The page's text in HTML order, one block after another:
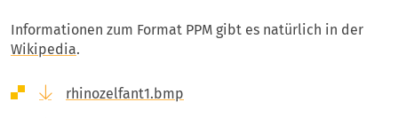
Informationen zum Format PPM gibt es natürlich in der
Wikipedia.
rhinozelfant1.bmp